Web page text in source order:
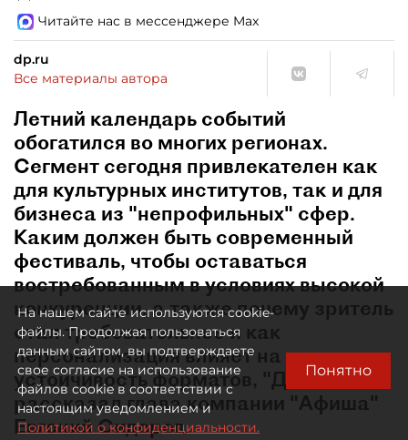
Читайте нас в мессенджере Max
dp.ru
Все материалы автора
Летний календарь событий
обогатился во многих регионах.
Сегмент сегодня привлекателен как
для культурных институтов, так и для
бизнеса из "непрофильных" сфер.
Каким должен быть современный
фестиваль, чтобы оставаться
востребованным в условиях высокой
конкуренции, а также почему зритель
стал требовательнее и как
персонализация влияет на
устойчивость форматов, "ДП"
рассказал глава компании "Афиша"
Евгений Сидоров.
На нашем сайте используются cookie-
файлы. Продолжая пользоваться
данным сайтом, вы подтверждаете
свое согласие на использование
файлов cookie в соответствии с
настоящим уведомлением и
Политикой о конфиденциальности.
Понятно